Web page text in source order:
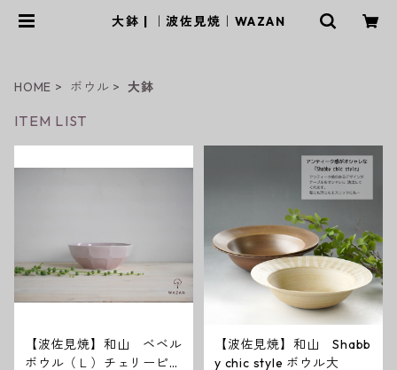
大鉢 | ｜波佐見焼｜WAZAN
HOME ボウル 大鉢
ITEM LIST
【波佐見焼】和山 ベベル
ボウル（Ｌ）チェリーピン
【波佐見焼】和山 Shabb
y chic style ボウル大